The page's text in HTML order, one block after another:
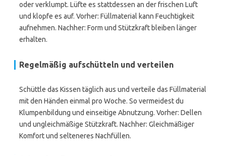
oder verklumpt. Lüfte es stattdessen an der frischen Luft
und klopfe es auf. Vorher: Füllmaterial kann Feuchtigkeit
aufnehmen. Nachher: Form und Stützkraft bleiben länger
erhalten.
Regelmäßig aufschütteln und verteilen
Schüttle das Kissen täglich aus und verteile das Füllmaterial
mit den Händen einmal pro Woche. So vermeidest du
Klumpenbildung und einseitige Abnutzung. Vorher: Dellen
und ungleichmäßige Stützkraft. Nachher: Gleichmäßiger
Komfort und selteneres Nachfüllen.